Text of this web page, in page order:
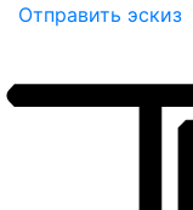
Отправить эскиз